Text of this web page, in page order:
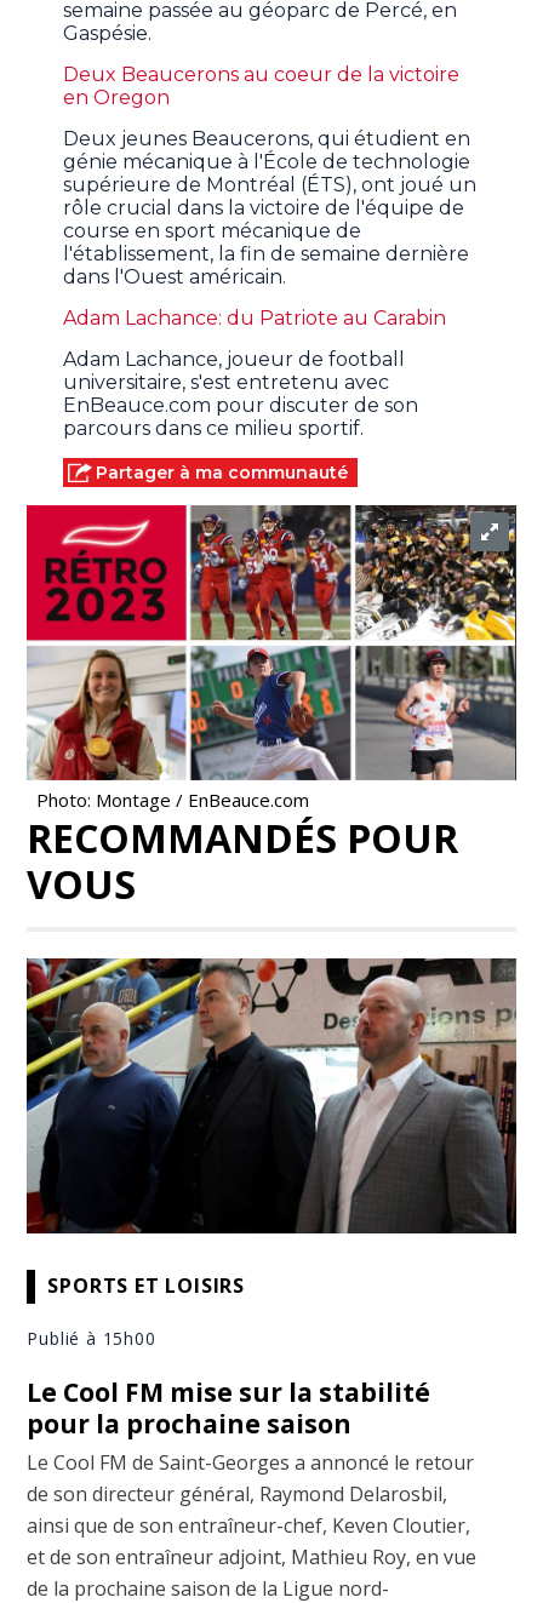
semaine passée au géoparc de Percé, en
Gaspésie.
Deux Beaucerons au coeur de la victoire
en Oregon
Deux jeunes Beaucerons, qui étudient en
génie mécanique à l'École de technologie
supérieure de Montréal (ÉTS), ont joué un
rôle crucial dans la victoire de l'équipe de
course en sport mécanique de
l'établissement, la fin de semaine dernière
dans l'Ouest américain.
Adam Lachance: du Patriote au Carabin
Adam Lachance, joueur de football
universitaire, s'est entretenu avec
EnBeauce.com pour discuter de son
parcours dans ce milieu sportif.
Partager à ma communauté
Photo: Montage / EnBeauce.com
RECOMMANDÉS POUR
VOUS
SPORTS ET LOISIRS
Publié à 15h00
Le Cool FM mise sur la stabilité
pour la prochaine saison
Le Cool FM de Saint-Georges a annoncé le retour
de son directeur général, Raymond Delarosbil,
ainsi que de son entraîneur-chef, Keven Cloutier,
et de son entraîneur adjoint, Mathieu Roy, en vue
de la prochaine saison de la Ligue nord-